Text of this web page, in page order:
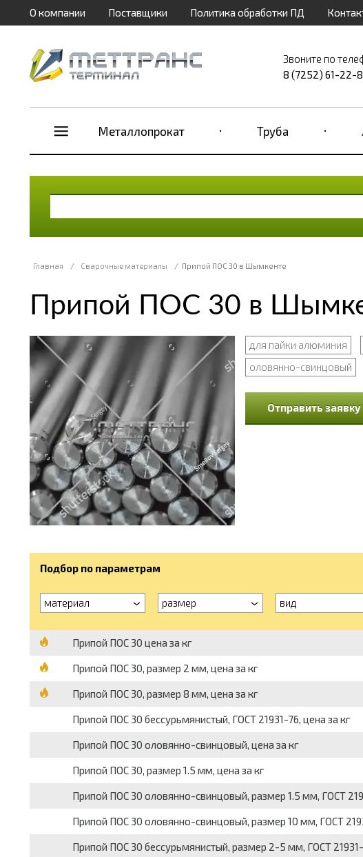
О компании Поставщики Политика обработки ПД
Звоните по
8 (7252) 61-22-
Металлопрокат Труба
Главная / Сварочные материалы / Припой ПОС 30 в Шымкенте
Припой ПОС 30 в
для пайки алюминия
оловянно-свинцовый
Отправить заявку
Подбор по параметрам
материал размер вид
Припой ПОС 30 цена за кг
Припой ПОС 30, размер 2 мм, цена за кг
Припой ПОС 30, размер 8 мм, цена за кг
Припой ПОС 30 бессурьмянистый, ГОСТ 21931-76, цена за кг
Припой ПОС 30 оловянно-свинцовый, цена за кг
Припой ПОС 30, размер 1.5 мм, цена за кг
Припой ПОС 30 оловянно-свинцовый, размер 1.5 мм, ГОСТ
Припой ПОС 30 оловянно-свинцовый, размер 10 мм, ГОСТ
Припой ПОС 30 бессурьмянистый, размер 2-5 мм, ГОСТ 21931-